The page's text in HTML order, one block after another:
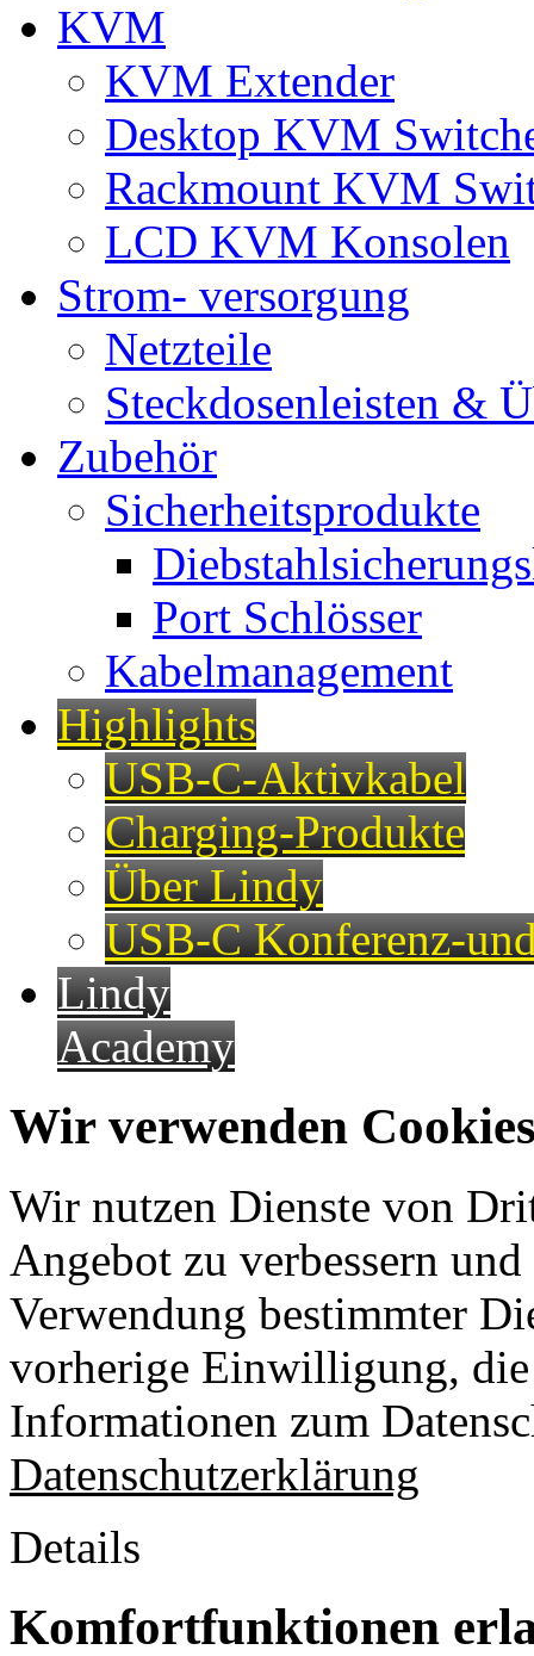
KVM
KVM Extender
Desktop KVM
Rackmount KVM
LCD KVM Konsolen
Strom- versorgung
Netzteile
Steckdosenleisten &
Zubehör
Sicherheitsprodukte
Port Schlösser
Kabelmanagement
Highlights
USB-C-Aktivkabel
Charging-Produkte
Über Lindy
USB-C Konferenz-
Lindy
Academy
Wir verwenden
Wir nutzen Dienste von
Angebot zu verbessern
Verwendung bestimmter
vorherige Einwilligung,
Informationen zum
Datenschutzerklärung
Details
Komfortfunktionen